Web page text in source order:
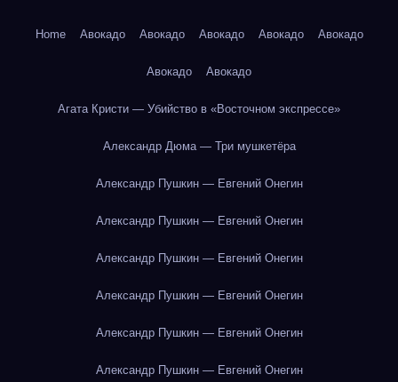
Home Авокадо Авокадо Авокадо Авокадо Авокадо
Авокадо Авокадо
Агата Кристи — Убийство в «Восточном экспрессе»
Александр Дюма — Три мушкетёра
Александр Пушкин — Евгений Онегин
Александр Пушкин — Евгений Онегин
Александр Пушкин — Евгений Онегин
Александр Пушкин — Евгений Онегин
Александр Пушкин — Евгений Онегин
Александр Пушкин — Евгений Онегин